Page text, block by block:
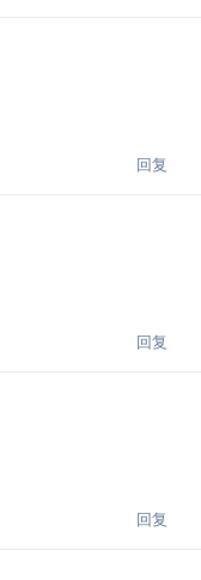
回复
回复
回复